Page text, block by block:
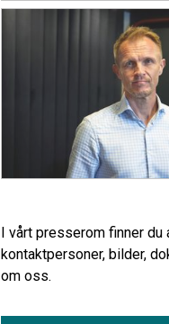
I vårt presserom finner
kontaktpersoner, bilder,
om oss.